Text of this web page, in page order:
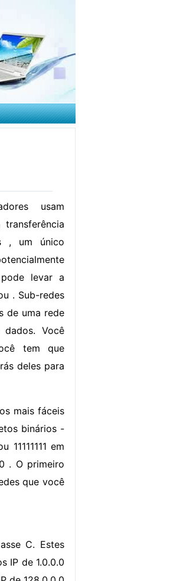
usam
, um único
levar a
. Sub-redes
de uma rede
Você
tem que
deles para
mais fáceis
binários -
em
. O primeiro
que você
C. Estes
IP de 1.0.0.0